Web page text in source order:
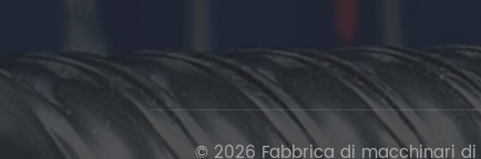
© 2026 Fabbrica di macchinari di